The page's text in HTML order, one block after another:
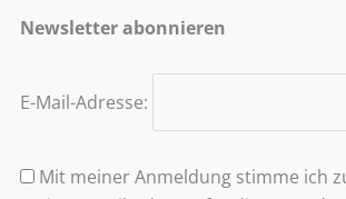
Newsletter abonnieren
E-Mail-Adresse:
Mit meiner Anmeldung stimme ich